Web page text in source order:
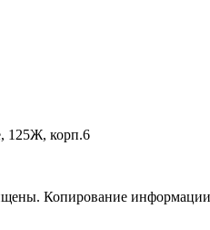
125Ж, корп.6
Копирование информации